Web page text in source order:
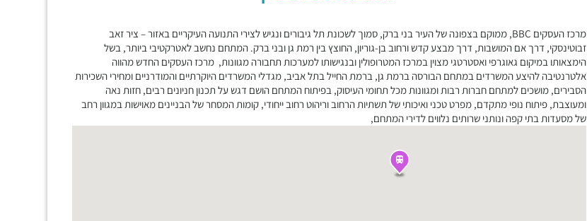
מרכז העסקים BBC, ממוקם בצפונה של העיר בני ברק, סמוך לשכונת תל גיבורים ונגיש לצירי התנועה העיקריים באזור – ציר זאב
זבוטינסקי, דרך אם המושבות, דרך מבצע קדש ורחוב בן-גוריון, החוצץ בין רמת גן ובני ברק. המתחם נחשב לאטרקטיבי ביותר, בשל
הימצאותו במיקום גאוגרפי ואסטרטגי מצוין במרכז המטרופולין ובנגישותו למערכות תחבורה מגוונות, מרכז העסקים החדש מהווה
אלטרנטיבה להיצע המשרדים במתחם הבורסה ברמת גן, ברמת החייל בתל אביב, מגדלי המשרדים היוקרתיים והמודרניים ומחירי השכירות
הסבירים, מושכים למתחם חברות רבות ומגוונות מכל תחומי העיסוק, בפיתוח המתחם הושם דגש על תכנון חניונים רבים, חזות נאה
ומעוצבת, פיתוח נופי מתקדם, מפרט טכני ואיכותי של תשתיות הרחוב וריהוט רחוב ייחודי, קומות המסחר של הבניינים מאוישות במגוון רחב
של מסעדות בתי קפה ונותני שרותים נלווים לדירי המתחם,